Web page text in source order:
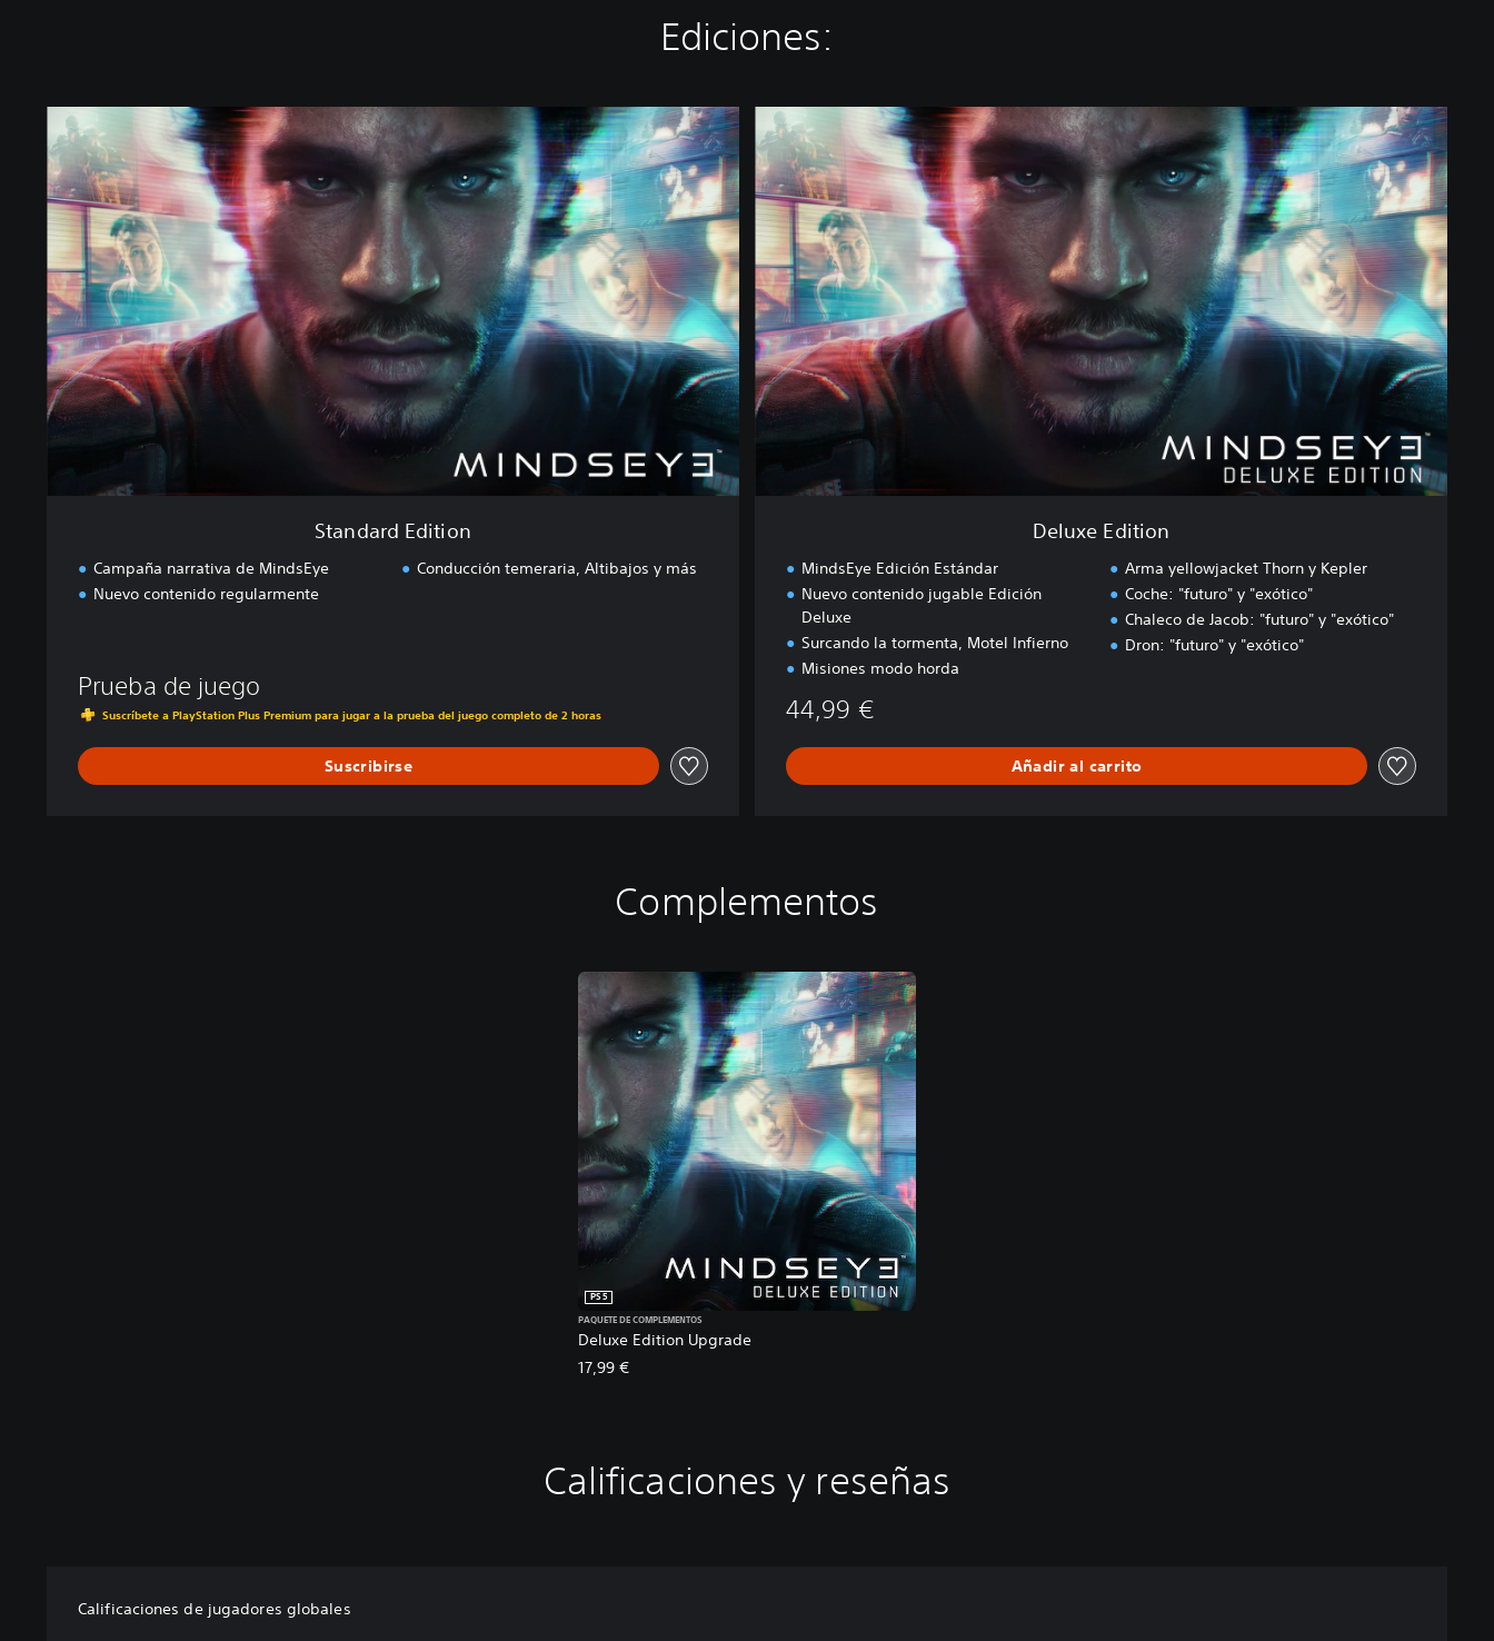
Ediciones:
a
n
d
d
E
d
i
t
i
o
n
Standard Edition
Campaña narrativa de MindsEye
Nuevo contenido regularmente
Conducción temeraria, Altibajos y más
Prueba de juego
Suscríbete a PlayStation Plus Premium para jugar a la prueba del juego completo de 2 horas
Suscribirse
e
l
u
x
d
i
t
i
o
n
Deluxe Edition
MindsEye Edición Estándar
Nuevo contenido jugable Edición
Deluxe
Surcando la tormenta, Motel Infierno
Misiones modo horda
Arma yellowjacket Thorn y Kepler
Coche: "futuro" y "exótico"
Chaleco de Jacob: "futuro" y "exótico"
Dron: "futuro" y "exótico"
44,99 €
Añadir al carrito
Complementos
Deluxe Edition Upgrade
PS5
PAQUETE DE COMPLEMENTOS
17,99 €
Calificaciones y reseñas
Calificaciones de jugadores globales